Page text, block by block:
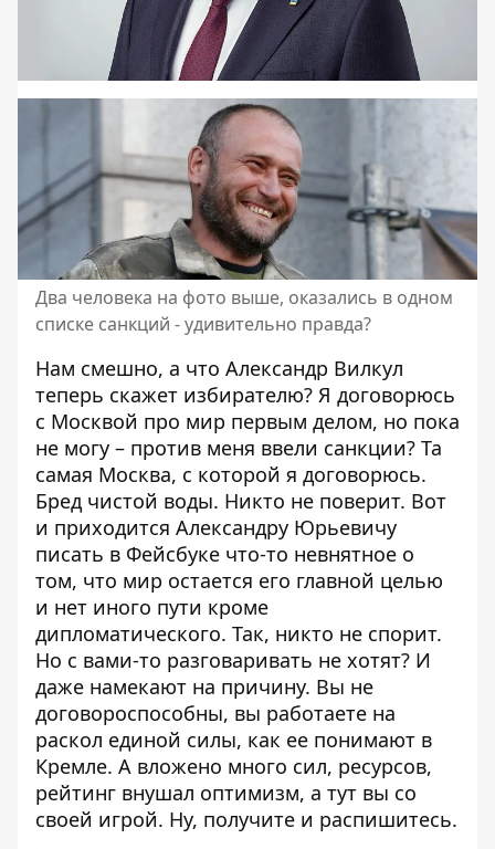
Два человека на фото выше, оказались в одном
списке санкций - удивительно правда?
Нам смешно, а что Александр Вилкул
теперь скажет избирателю? Я договорюсь
с Москвой про мир первым делом, но пока
не могу – против меня ввели санкции? Та
самая Москва, с которой я договорюсь.
Бред чистой воды. Никто не поверит. Вот
и приходится Александру Юрьевичу
писать в Фейсбуке что-то невнятное о
том, что мир остается его главной целью
и нет иного пути кроме
дипломатического. Так, никто не спорит.
Но с вами-то разговаривать не хотят? И
даже намекают на причину. Вы не
договороспособны, вы работаете на
раскол единой силы, как ее понимают в
Кремле. А вложено много сил, ресурсов,
рейтинг внушал оптимизм, а тут вы со
своей игрой. Ну, получите и распишитесь.